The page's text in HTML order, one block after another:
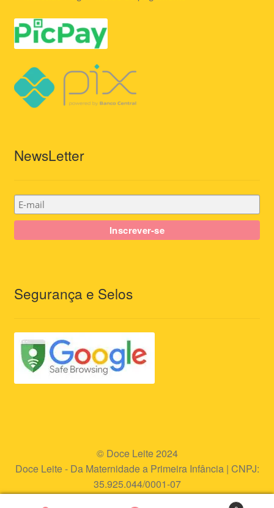
NewsLetter
Segurança e Selos
© Doce Leite 2024
Doce Leite - Da Maternidade a Primeira Infância | CNPJ:
35.925.044/0001-07